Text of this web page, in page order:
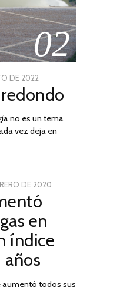
02
DE 2022
DE
DE
2022
no es un tema
vez deja en
DE 2020
2025
en
índice
años
aumentó todos sus